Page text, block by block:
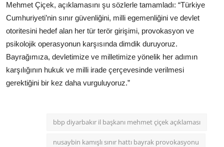
Mehmet Çiçek, açıklamasını şu sözlerle tamamladı: “Türkiye
Cumhuriyeti’nin sınır güvenliğini, milli egemenliğini ve devlet
otoritesini hedef alan her tür terör girişimi, provokasyon ve
psikolojik operasyonun karşısında dimdik duruyoruz.
Bayrağımıza, devletimize ve milletimize yönelik her adımın
karşılığının hukuk ve milli irade çerçevesinde verilmesi
gerektiğini bir kez daha vurguluyoruz.”
bbp diyarbakır il başkanı mehmet çiçek açıklaması
nusaybin kamışlı sınır hattı bayrak provokasyonu